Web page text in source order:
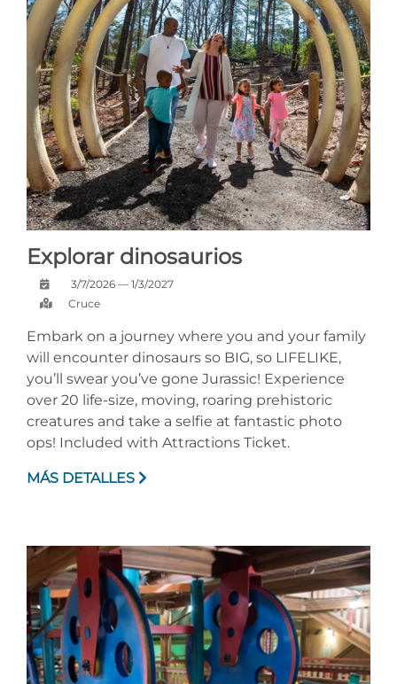
Explorar dinosaurios
3/7/2026 — 1/3/2027
Cruce
Embark on a journey where you and your family
will encounter dinosaurs so BIG, so LIFELIKE,
you’ll swear you’ve gone Jurassic! Experience
over 20 life-size, moving, roaring prehistoric
creatures and take a selfie at fantastic photo
ops! Included with Attractions Ticket.
MÁS DETALLES